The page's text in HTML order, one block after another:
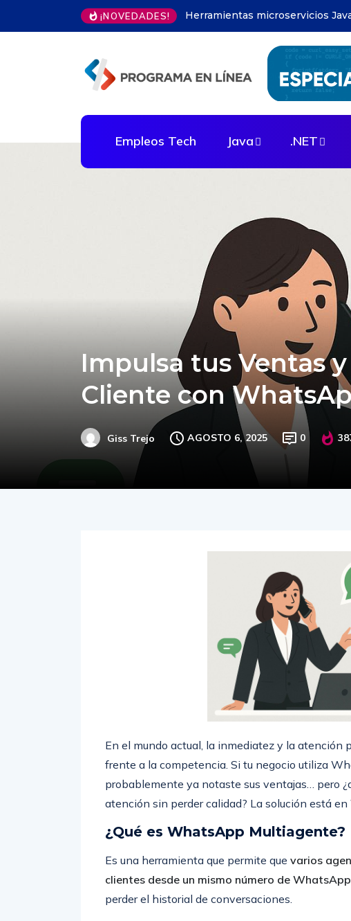
¡NOVEDADES! Modelos predictivos en apps:
Empleos Tech Java .NET
Impulsa tus Ventas
Cliente con
Giss Trejo AGOSTO 6, 2025 0
En el mundo actual, la inmediatez y la atención
frente a la competencia. Si tu negocio utiliza
probablemente ya notaste sus ventajas… pero
atención sin perder calidad? La solución está en
¿Qué es WhatsApp Multiagente?
Es una herramienta que permite que varios
clientes desde un mismo número de WhatsApp
perder el historial de conversaciones.